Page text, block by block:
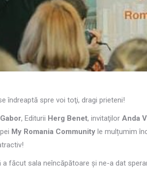
îndreaptă spre voi toţi, dragi prieteni!
, Editurii Herg Benet, invitaţilor Anda
My Romania Community le mulțumim
a făcut sala neîncăpătoare şi ne-a dat